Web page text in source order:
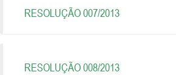
RESOLUÇÃO 007/2013
RESOLUÇÃO 008/2013